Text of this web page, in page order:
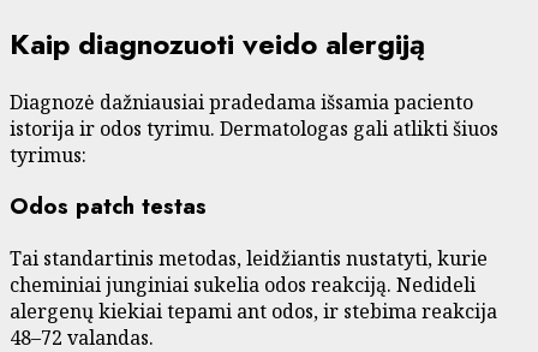
Kaip diagnozuoti veido alergiją
Diagnozė dažniausiai pradedama išsamia paciento
istorija ir odos tyrimu. Dermatologas gali atlikti šiuos
tyrimus:
Odos patch testas
Tai standartinis metodas, leidžiantis nustatyti, kurie
cheminiai junginiai sukelia odos reakciją. Nedideli
alergenų kiekiai tepami ant odos, ir stebima reakcija
48–72 valandas.